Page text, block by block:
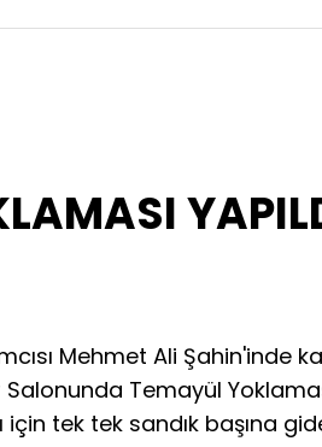
Mehmet Ali Şahin'inde
Salonunda Temayül
için tek tek sandık başına